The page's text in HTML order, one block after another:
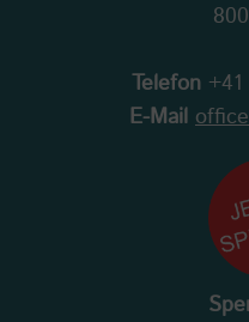
Telefon
E-Mail